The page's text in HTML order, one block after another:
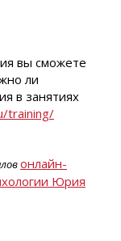
вы сможете
ли
в занятиях
training/
онлайн-
Юрия